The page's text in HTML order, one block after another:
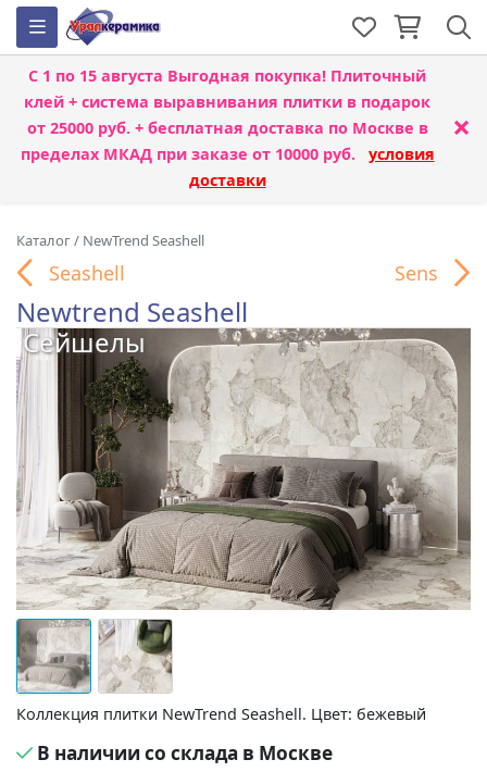
С 1 по 15 августа Выгодная покупка! Плиточный
клей + система выравнивания плитки в подарок
от 25000 руб. + бесплатная доставка по Москве в
пределах МКАД при заказе от 10000 руб. условия
доставки
×
Каталог/ NewTrend Seashell
Seashell Sens
Newtrend Seashell
Сейшелы
Коллекция плитки NewTrend Seashell. Цвет: бежевый
В наличии со склада в Москве